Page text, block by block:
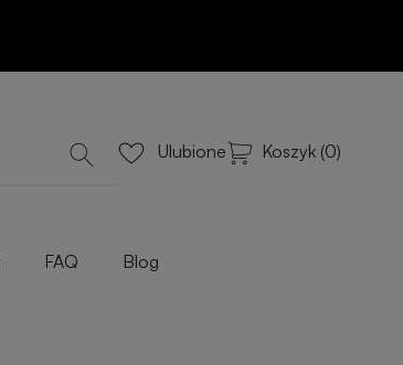
Ulubione Koszyk (0)
FAQ Blog